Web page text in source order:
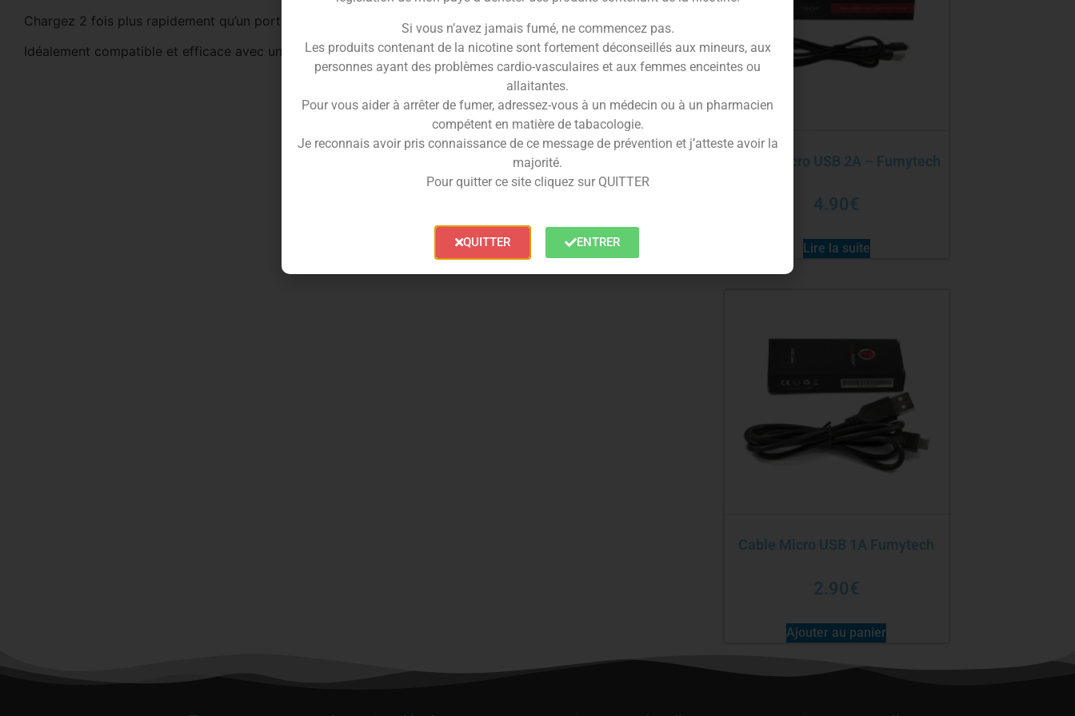
Chargez 2 fois plus rapidement qu’un port USB.
Idéalement compatible et efficace avec un
câble USB 1 A
Câble micro USB 2A – Fumytech
4.90€
Lire la suite
Cable Micro USB 1A Fumytech
2.90€
Ajouter au panier
Si vous n’avez jamais fumé, ne commencez pas.
Les produits contenant de la nicotine sont fortement déconseillés aux mineurs, aux
personnes ayant des problèmes cardio-vasculaires et aux femmes enceintes ou
allaitantes.
Pour vous aider à arrêter de fumer, adressez-vous à un médecin ou à un pharmacien
compétent en matière de tabacologie.
Je reconnais avoir pris connaissance de ce message de prévention et j’atteste avoir la
majorité.
Pour quitter ce site cliquez sur QUITTER
QUITTER ENTRER